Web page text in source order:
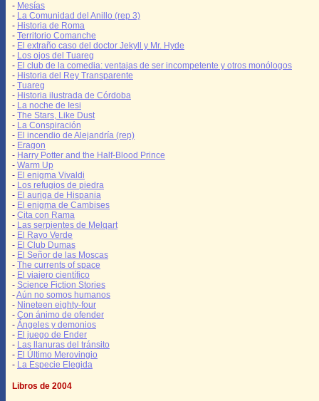
- Mesías
- La Comunidad del Anillo (rep 3)
- Historia de Roma
- Territorio Comanche
- El extraño caso del doctor Jekyll y Mr. Hyde
- Los ojos del Tuareg
- El club de la comedia: ventajas de ser incompetente y otros monólogos
- Historia del Rey Transparente
- Tuareg
- Historia ilustrada de Córdoba
- La noche de Iesi
- The Stars, Like Dust
- La Conspiración
- El incendio de Alejandría (rep)
- Eragon
- Harry Potter and the Half-Blood Prince
- Warm Up
- El enigma Vivaldi
- Los refugios de piedra
- El auriga de Hispania
- El enigma de Cambises
- Cita con Rama
- Las serpientes de Melqart
- El Rayo Verde
- El Club Dumas
- El Señor de las Moscas
- The currents of space
- El viajero científico
- Science Fiction Stories
-Aún no somos humanos
- Nineteen eighty-four
- Con ánimo de ofender
- Ángeles y demonios
- El juego de Ender
- Las llanuras del tránsito
- El Último Merovingio
- La Especie Elegida
Libros de 2004